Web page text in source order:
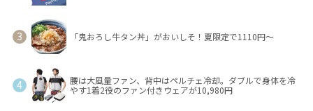
「鬼おろし牛タン丼」がおいしそ！夏限定で1110円～
腰は大風量ファン、背中はペルチェ冷却。ダブルで身体を冷
やす1着2役のファン付きウェアが10,980円